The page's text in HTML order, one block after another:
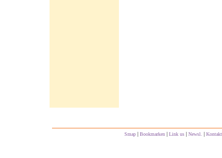
Smap | Bookmarken | Link us | Newsl. | Kontakt